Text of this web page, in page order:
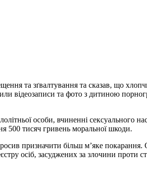
та зґвалтування та сказав, що
відеозаписи та фото з дитиною
особи, вчиненні сексуального
500 тисяч гривень моральної шкоди.
призначити більш м’яке
осіб, засуджених за злочини проти